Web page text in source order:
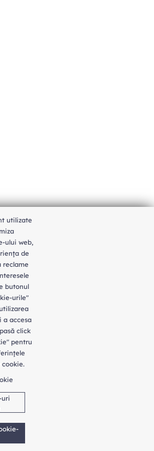
error has occurred
utilizate
ului web,
de
reclame
butonul
urile"
a accesa
click
pentru
uri